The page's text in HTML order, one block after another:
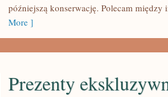
późniejszą konserwację. Polecam
More ]
Prezenty